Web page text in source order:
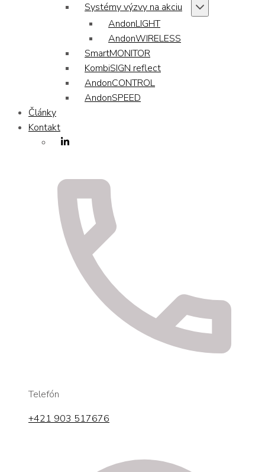
Systémy výzvy na akciu
AndonLIGHT
AndonWIRELESS
SmartMONITOR
KombiSIGN reflect
AndonCONTROL
AndonSPEED
Články
Kontakt
Telefón
+421 903 517676